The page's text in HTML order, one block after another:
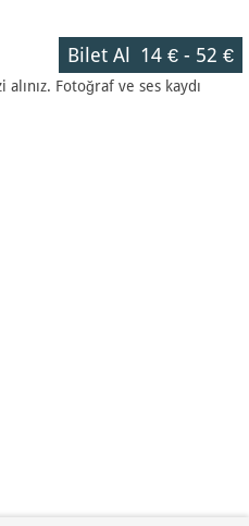
Bilet Al 14 €- 52 €
Fotoğraf ve ses kaydı